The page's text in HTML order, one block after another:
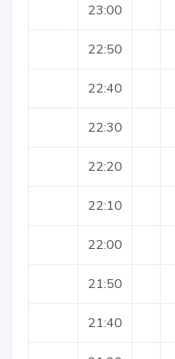
23:00
22:50
22:40
22:30
22:20
22:10
22:00
21:50
21:40